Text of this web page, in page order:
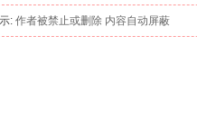
: 作者被禁止或删除 内容自动屏蔽